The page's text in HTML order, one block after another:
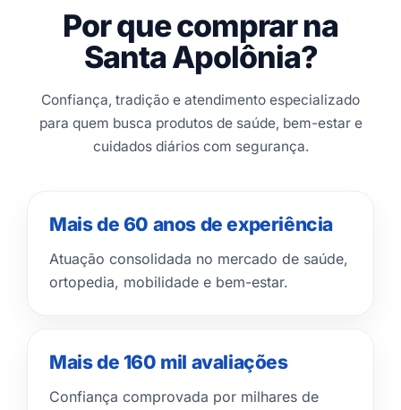
Por que comprar na
Santa Apolônia?
Confiança, tradição e atendimento especializado
para quem busca produtos de saúde, bem-estar e
cuidados diários com segurança.
Mais de 60 anos de experiência
Atuação consolidada no mercado de saúde,
ortopedia, mobilidade e bem-estar.
Mais de 160 mil avaliações
Confiança comprovada por milhares de